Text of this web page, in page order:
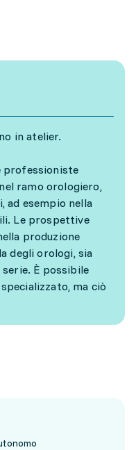
in atelier.
professioniste
ramo orologiero,
ad esempio nella
Le prospettive
produzione
degli orologi, sia
È possibile
ma ciò